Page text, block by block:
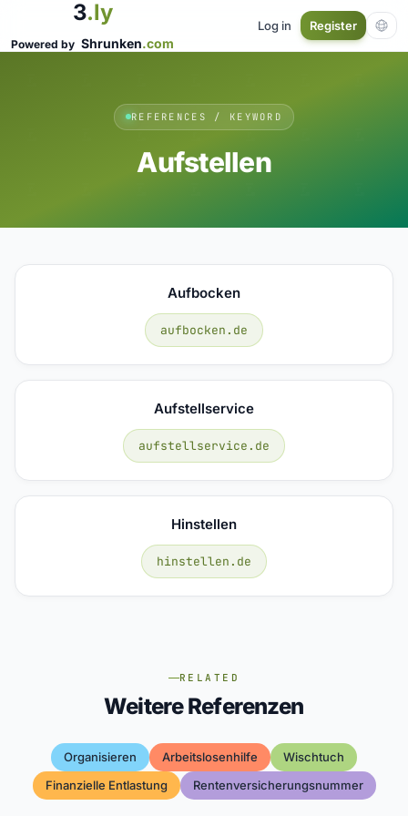
3.ly
Powered by Shrunken.com
Log in Register
REFERENCES / KEYWORD
Aufstellen
Aufbocken
aufbocken.de
Aufstellservice
aufstellservice.de
Hinstellen
hinstellen.de
RELATED
Weitere Referenzen
Organisieren Arbeitslosenhilfe
Wischtuch
Finanzielle Entlastung
Rentenversicherungsnummer